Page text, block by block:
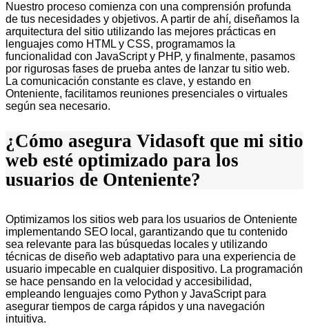
Nuestro proceso comienza con una comprensión profunda
de tus necesidades y objetivos. A partir de ahí, diseñamos la
arquitectura del sitio utilizando las mejores prácticas en
lenguajes como HTML y CSS, programamos la
funcionalidad con JavaScript y PHP, y finalmente, pasamos
por rigurosas fases de prueba antes de lanzar tu sitio web.
La comunicación constante es clave, y estando en
Onteniente, facilitamos reuniones presenciales o virtuales
según sea necesario.
¿Cómo asegura Vidasoft que mi sitio
web esté optimizado para los
usuarios de Onteniente?
Optimizamos los sitios web para los usuarios de Onteniente
implementando SEO local, garantizando que tu contenido
sea relevante para las búsquedas locales y utilizando
técnicas de diseño web adaptativo para una experiencia de
usuario impecable en cualquier dispositivo. La programación
se hace pensando en la velocidad y accesibilidad,
empleando lenguajes como Python y JavaScript para
asegurar tiempos de carga rápidos y una navegación
intuitiva.